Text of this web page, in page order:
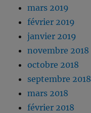
mars 2019
février 2019
janvier 2019
novembre 2018
octobre 2018
septembre 2018
mars 2018
février 2018